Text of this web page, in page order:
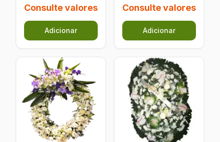
Consulte valores
Adicionar
Consulte valores
Adicionar